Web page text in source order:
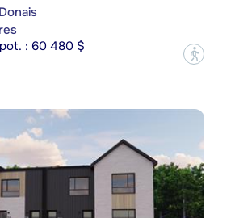
: 60 480 $
?